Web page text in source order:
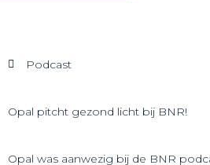
Podcast
Opal pitcht gezond licht bij BNR!
Opal was aanwezig bij de BNR